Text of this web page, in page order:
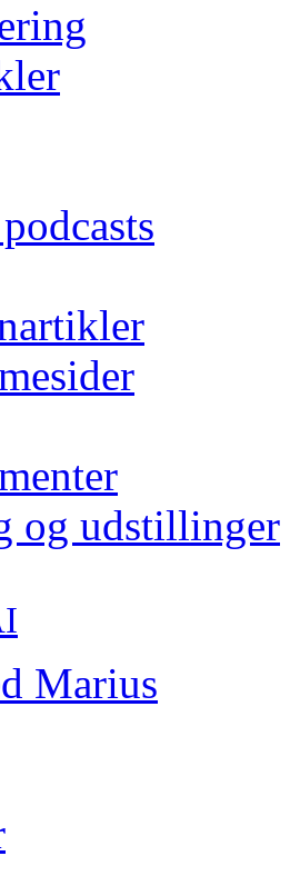
og udstillinger
Marius